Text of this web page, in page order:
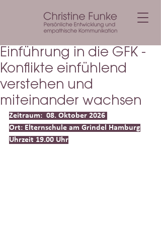
Einführung in die GFK -
Konflikte einfühlend
verstehen und
miteinander wachsen
Zeitraum:  08. Oktober 2026
Ort: Elternschule am Grindel Hamburg
Uhrzeit 19.00 Uhr